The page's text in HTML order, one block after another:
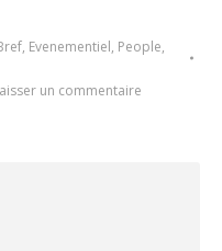
, Evenementiel, People,
un commentaire